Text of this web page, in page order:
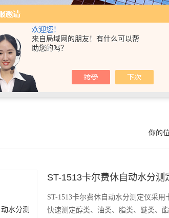
欢迎您！
来自局域网的朋友！有什么可以帮
助您的吗？
、密度测定仪....等
你的
ST-1513卡尔费休自动水分测
ST-1513卡尔费休自动水分测定仪采
快速测定醇类、油类、脂类、醚类、